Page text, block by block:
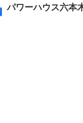
パワーハウス六本